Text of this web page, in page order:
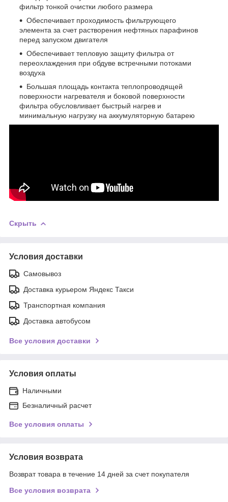
фильтр тонкой очистки любого размера
Обеспечивает проходимость фильтрующего
элемента за счет растворения нефтяных парафинов
перед запуском двигателя
Обеспечивает тепловую защиту фильтра от
переохлаждения при обдуве встречными потоками
воздуха
Большая площадь контакта теплопроводящей
поверхности нагревателя и боковой поверхности
фильтра обусловливает быстрый нагрев и
минимальную нагрузку на аккумуляторную батарею
Скрыть
Условия доставки
Самовывоз
Доставка курьером Яндекс Такси
Транспортная компания
Доставка автобусом
Все условия доставки
Условия оплаты
Наличными
Безналичный расчет
Все условия оплаты
Условия возврата
Возврат товара в течение 14 дней за счет покупателя
Все условия возврата